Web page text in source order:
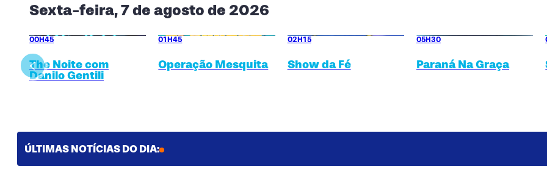
Sexta-feira, 7 de agosto de 2026
00H45
The Noite com
Danilo Gentili
01H45
Operação Mesquita
02H15
Show da Fé
05H30
Paraná Na Graça
Return to previous slide
ÚLTIMAS NOTÍCIAS DO DIA: